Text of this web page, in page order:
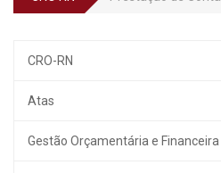
CRO-RN
Atas
Gestão Orçamentária e Financeira